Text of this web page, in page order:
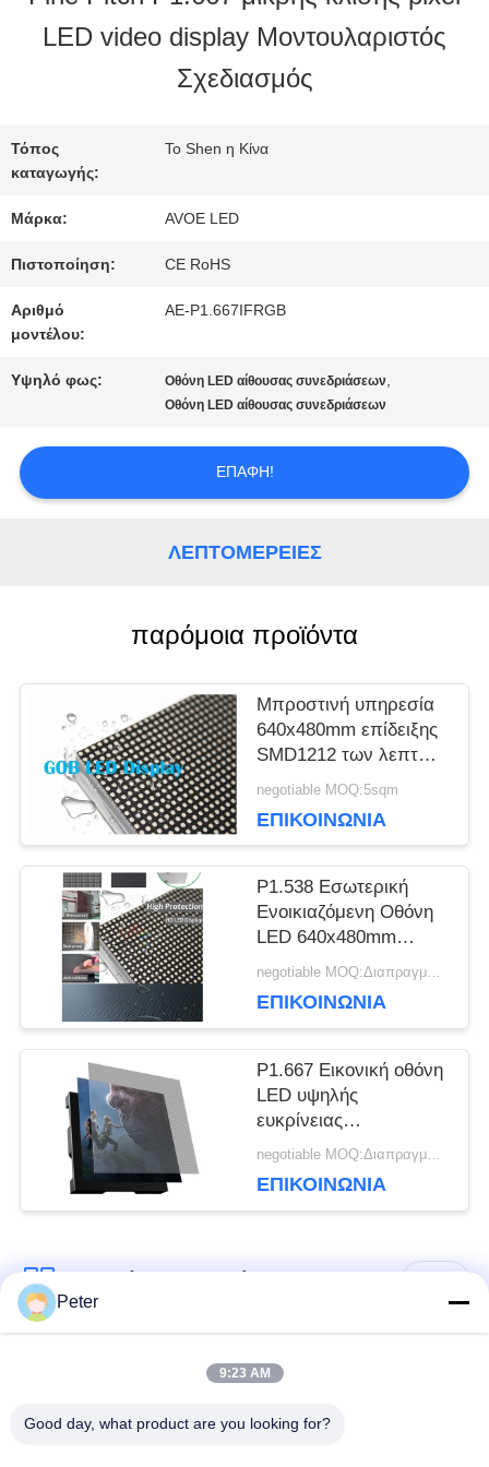
ΣΤΟ
ΕΡΓΟΣΤΆΣΙΟ
ΈΛΕΓΧΟΣ
ΠΟΙΌΤΗΤΑΣ
ΜΑΖΊ
ΜΑΣ
ΕΙΔΉΣΕΙΣ
ΥΠΟΘΈΣΕΙΣ
ΖΗΤΉΣΤΕ
ΜΙΑ
ΠΡΟΣΦΟΡΆ
ΧΆΡΤΗΣ
ΙΣΤΌΤΟΠΟΥ
ΠΟΛΙΤΙΚΉ
ΜΥΣΤΙΚΌΤΗΤΑΣ
LED video display Μοντουλαριστός
Σχεδιασμός
Τόπος
καταγωγής:
Το Shen η Κίνα
Μάρκα: AVOE LED
Πιστοποίηση: CE RoHS
Αριθμό
μοντέλου:
AE-P1.667IFRGB
Υψηλό φως: Οθόνη LED αίθουσας συνεδριάσεων,
Οθόνη LED αίθουσας συνεδριάσεων
ΕΠΑΦΉ!
ΛΕΠΤΟΜΈΡΕΙΕΣ
παρόμοια προϊόντα
Μπροστινή υπηρεσία
640x480mm επίδειξης
SMD1212 των λεπτών
οδηγήσεων πισσών
negotiable MOQ:5sqm
ΕΠΙΚΟΙΝΩΝΊΑ
P1.538 Εσωτερική
Ενοικιαζόμενη Οθόνη
LED 640x480mm
Cabinet GOB LED
negotiable MOQ:Διαπραγμάτευση
ΕΠΙΚΟΙΝΩΝΊΑ
P1.667 Εικονική οθόνη
LED υψηλής
ευκρίνειας
320X160mm LED
negotiable MOQ:Διαπραγμάτευση
ΕΠΙΚΟΙΝΩΝΊΑ
Λαϊκή κατηγορία
Εσωτερική οθόνη
Peter
9:23 AM
Good day, what product are you looking for?